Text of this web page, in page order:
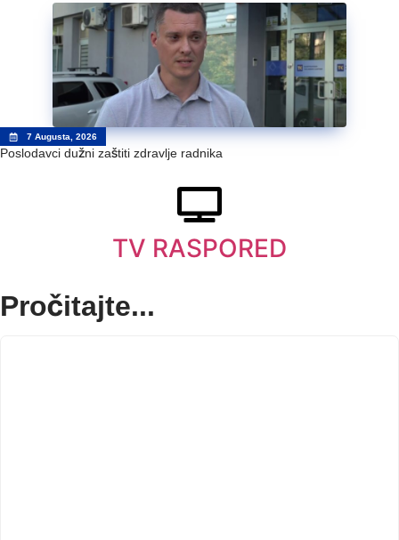
7 Augusta, 2026
Poslodavci dužni zaštiti zdravlje radnika
TV RASPORED
Pročitajte...